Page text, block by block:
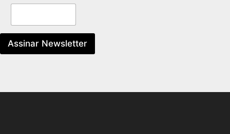
Assinar Newsletter